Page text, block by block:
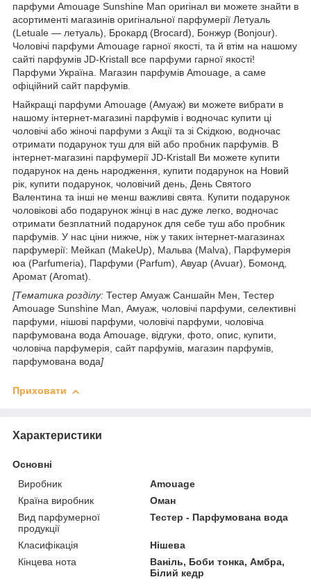
парфуми Amouage Sunshine Man оригінал ви можете знайти в
асортименті магазинів оригінальної парфумерії Летуаль
(Letuale — летуаль), Брокард (Brocard), Бонжур (Bonjour).
Чоловічі парфуми Amouage гарної якості, та й втім на нашому
сайті парфумів JD-Kristall все парфуми гарної якості!
Парфуми Україна. Магазин парфумів Amouage, а саме
офіційний сайт парфумів.
Найкращі парфуми Amouage (Амуаж) ви можете вибрати в
нашому інтернет-магазині парфумів і водночас купити ці
чоловічі або жіночі парфуми з Акції та зі Скідкою, водночас
отримати подарунок туш для вій або пробник парфумів. В
інтернет-магазині парфумерії JD-Kristall Ви можете купити
подарунок на день народження, купити подарунок на Новий
рік, купити подарунок, чоловічий день, День Святого
Валентина та інші не менш важливі свята. Купити подарунок
чоловікові або подарунок жінці в нас дуже легко, водночас
отримати безплатний подарунок для себе туш або пробник
парфумів. У нас ціни нижче, ніж у таких інтернет-магазинах
парфумерії: Мейкап (MakeUp), Мальва (Malva), Парфумерія
юа (Parfumeria), Парфуми (Parfum), Авуар (Avuar), Бомонд,
Аромат (Aromat).
[Тематика розділу: Тестер Амуаж Саншайн Мен, Тестер
Amouage Sunshine Man, Амуаж, чоловічі парфуми, селективні
парфуми, нішові парфуми, чоловічі парфуми, чоловіча
парфумована вода Amouage, відгуки, фото, опис, купити,
чоловіча парфумерія, сайт парфумів, магазин парфумів,
парфумована вода]
Приховати
Характеристики
Основні
Виробник
Amouage
Країна виробник
Оман
Вид парфумерної
продукції
Тестер - Парфумована вода
Класифікація
Нішева
Кінцева нота
Ваніль, Боби тонка, Амбра,
Білий кедр